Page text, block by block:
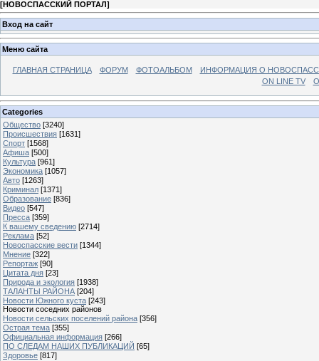
[НОВОСПАССКИЙ ПОРТАЛ]
Вход на сайт
Меню сайта
ГЛАВНАЯ СТРАНИЦА ФОРУМ ФОТОАЛЬБОМ
ИНФОРМАЦИЯ О
ON LINE TV
Categories
Общество [3240]
Происшествия [1631]
Спорт [1568]
Афиша [500]
Культура [961]
Экономика [1057]
Авто [1263]
Криминал [1371]
Образование [836]
Видео [547]
Пресса [359]
К вашему сведению [2714]
Реклама [52]
Новоспасские вести [1344]
Мнение [322]
Репортаж [90]
Цитата дня [23]
Природа и экология [1938]
ТАЛАНТЫ РАЙОНА [204]
Новости Южного куста [243]
Новости соседних районов
Новости сельских поселений района [356]
Острая тема [355]
Официальная информация [266]
ПО СЛЕДАМ НАШИХ ПУБЛИКАЦИЙ [65]
Здоровье [817]